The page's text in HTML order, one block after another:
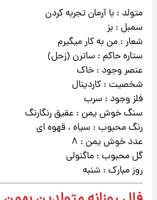
متولد : با آرمان تجربه کردن
سمبل : بز
شعار : من به کار میگیرم
ستاره حاکم : ساترن (زحل)
عنصر وجود : خاک
شخصیت : کاردینال
فلز وجود : سرب
سنگ خوش یمن : عقیق رنگارنگ
رنگ محبوب : سیاه ، قهوه ای
عدد خوش یمن : ۸
گل محبوب : ماگنولی
روز مبارک : شنبه